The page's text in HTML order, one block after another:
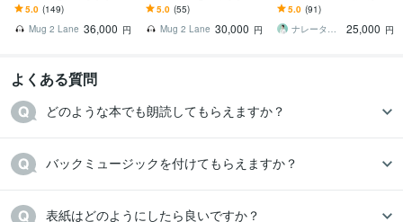
用フルパッケージ｜著作
権譲渡・無料修正込み
5.0 (149)
Mug 2 Lane 36,000 円
商用フルパッケージ｜著
作権譲渡・無料修正込み
5.0 (55)
Mug 2 Lane 30,000 円
ます 誠実さと信頼感のあ
る声で、企業の魅力をし
っかりお伝えします
5.0 (91)
ナレーター橋本裕佳
25,000 円
よくある質問
どのような本でも朗読してもらえますか？
バックミュージックを付けてもらえますか？
表紙はどのようにしたら良いですか？